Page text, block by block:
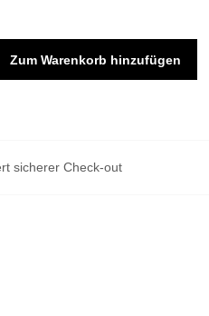
Zum Warenkorb hinzufügen
sicherer Check-out